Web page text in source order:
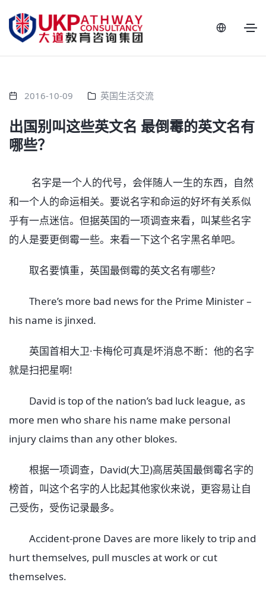
2016-10-09 英国生活交流
出国别叫这些英文名 最倒霉的英文名有
哪些？
名字是一个人的代号，会伴随人一生的东西，自然
和一个人的命运相关。要说名字和命运的好坏有关系似
乎有一点迷信。但据英国的一项调查来看，叫某些名字
的人是要更倒霉一些。来看一下这个名字黑名单吧。
取名要慎重，英国最倒霉的英文名有哪些?
There’s more bad news for the Prime Minister –
his name is jinxed.
英国首相大卫·卡梅伦可真是坏消息不断：他的名字
就是扫把星啊!
David is top of the nation’s bad luck league, as
more men who share his name make personal
injury claims than any other blokes.
根据一项调查，David(大卫)高居英国最倒霉名字的
榜首，叫这个名字的人比起其他家伙来说，更容易让自
己受伤，受伤记录最多。
Accident-prone Daves are more likely to trip and
hurt themselves, pull muscles at work or cut
themselves.